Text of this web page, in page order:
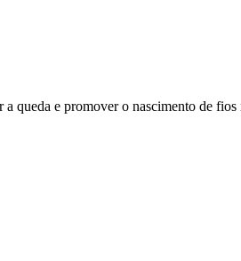
queda e promover o nascimento de fios